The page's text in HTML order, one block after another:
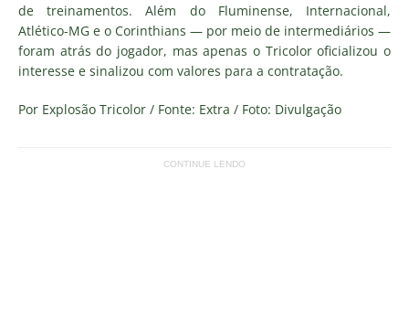
de treinamentos. Além do Fluminense, Internacional,
Atlético-MG e o Corinthians — por meio de intermediários —
foram atrás do jogador, mas apenas o Tricolor oficializou o
interesse e sinalizou com valores para a contratação.
Por Explosão Tricolor / Fonte: Extra / Foto: Divulgação
CONTINUE LENDO